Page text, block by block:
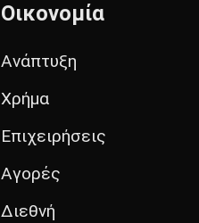
Οικονομία
Ανάπτυξη
Χρήμα
Επιχειρήσεις
Αγορές
Διεθνή